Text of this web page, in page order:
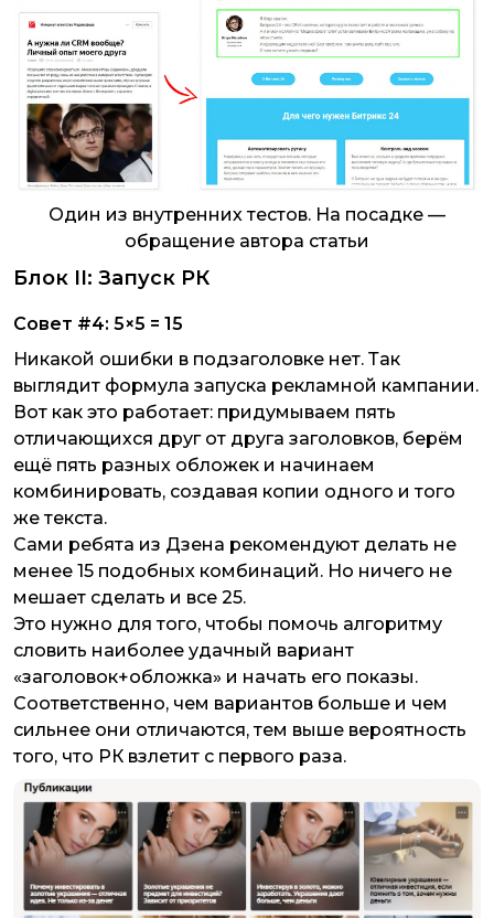
Один из внутренних тестов. На посадке —
обращение автора статьи
Блок II: Запуск РК
Совет #4: 5×5 = 15
Никакой ошибки в подзаголовке нет. Так
выглядит формула запуска рекламной кампании.
Вот как это работает: придумываем пять
отличающихся друг от друга заголовков, берём
ещё пять разных обложек и начинаем
комбинировать, создавая копии одного и того
же текста.
Сами ребята из Дзена рекомендуют делать не
менее 15 подобных комбинаций. Но ничего не
мешает сделать и все 25.
Это нужно для того, чтобы помочь алгоритму
словить наиболее удачный вариант
«заголовок+обложка» и начать его показы.
Соответственно, чем вариантов больше и чем
сильнее они отличаются, тем выше вероятность
того, что РК взлетит с первого раза.